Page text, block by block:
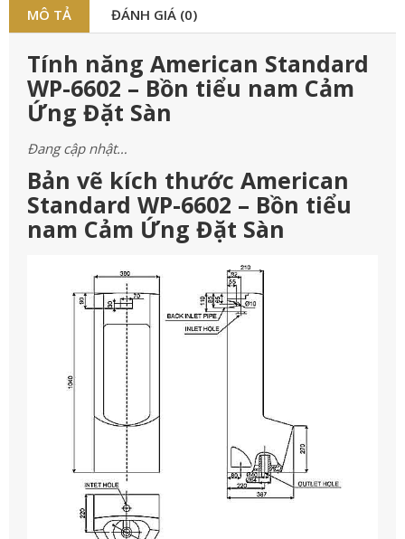
MÔ TẢ ĐÁNH GIÁ (0)
Tính năng American Standard
WP-6602 – Bồn tiểu nam Cảm
Ứng Đặt Sàn
Đang cập nhật…
Bản vẽ kích thước American
Standard WP-6602 – Bồn tiểu
nam Cảm Ứng Đặt Sàn